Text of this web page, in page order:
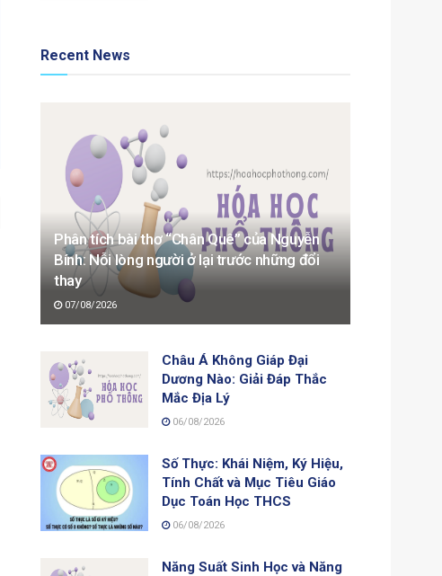
Recent News
Phân tích bài thơ “Chân Quê” của Nguyễn
Bính: Nỗi lòng người ở lại trước những đổi
thay
07/08/2026
Châu Á Không Giáp Đại
Dương Nào: Giải Đáp Thắc
Mắc Địa Lý
06/08/2026
Số Thực: Khái Niệm, Ký Hiệu,
Tính Chất và Mục Tiêu Giáo
Dục Toán Học THCS
06/08/2026
Năng Suất Sinh Học và Năng